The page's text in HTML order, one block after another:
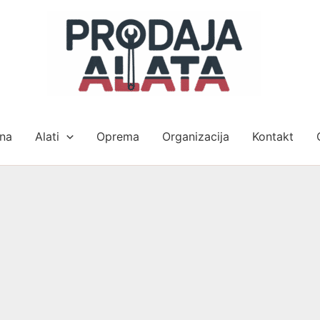
Alati Oprema Organizacija Kontakt